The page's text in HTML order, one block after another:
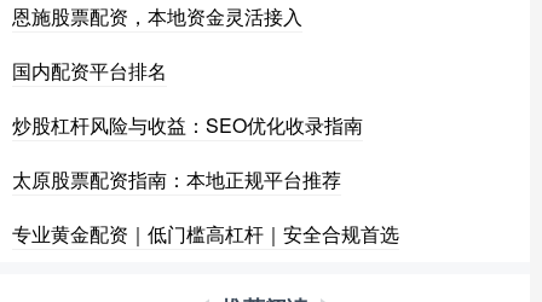
恩施股票配资，本地资金灵活接入
国内配资平台排名
炒股杠杆风险与收益：SEO优化收录指南
太原股票配资指南：本地正规平台推荐
专业黄金配资｜低门槛高杠杆｜安全合规首选